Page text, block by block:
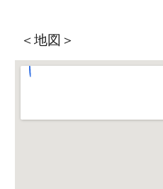
＜地図＞